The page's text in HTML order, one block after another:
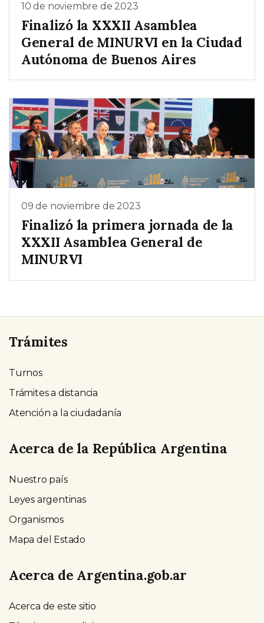
10 de noviembre de 2023
Finalizó la XXXII Asamblea
General de MINURVI en la Ciudad
Autónoma de Buenos Aires
09 de noviembre de 2023
Finalizó la primera jornada de la
XXXII Asamblea General de
MINURVI
Trámites
Turnos
Trámites a distancia
Atención a la ciudadanía
Acerca de la República Argentina
Nuestro país
Leyes argentinas
Organismos
Mapa del Estado
Acerca de Argentina.gob.ar
Acerca de este sitio